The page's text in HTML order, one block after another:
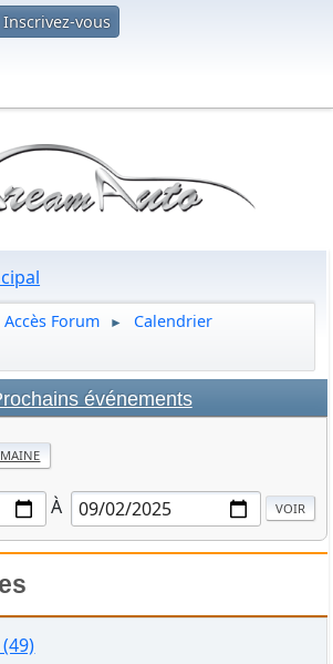
Inscrivez-vous
Accès Forum ► Calendrier
événements
À